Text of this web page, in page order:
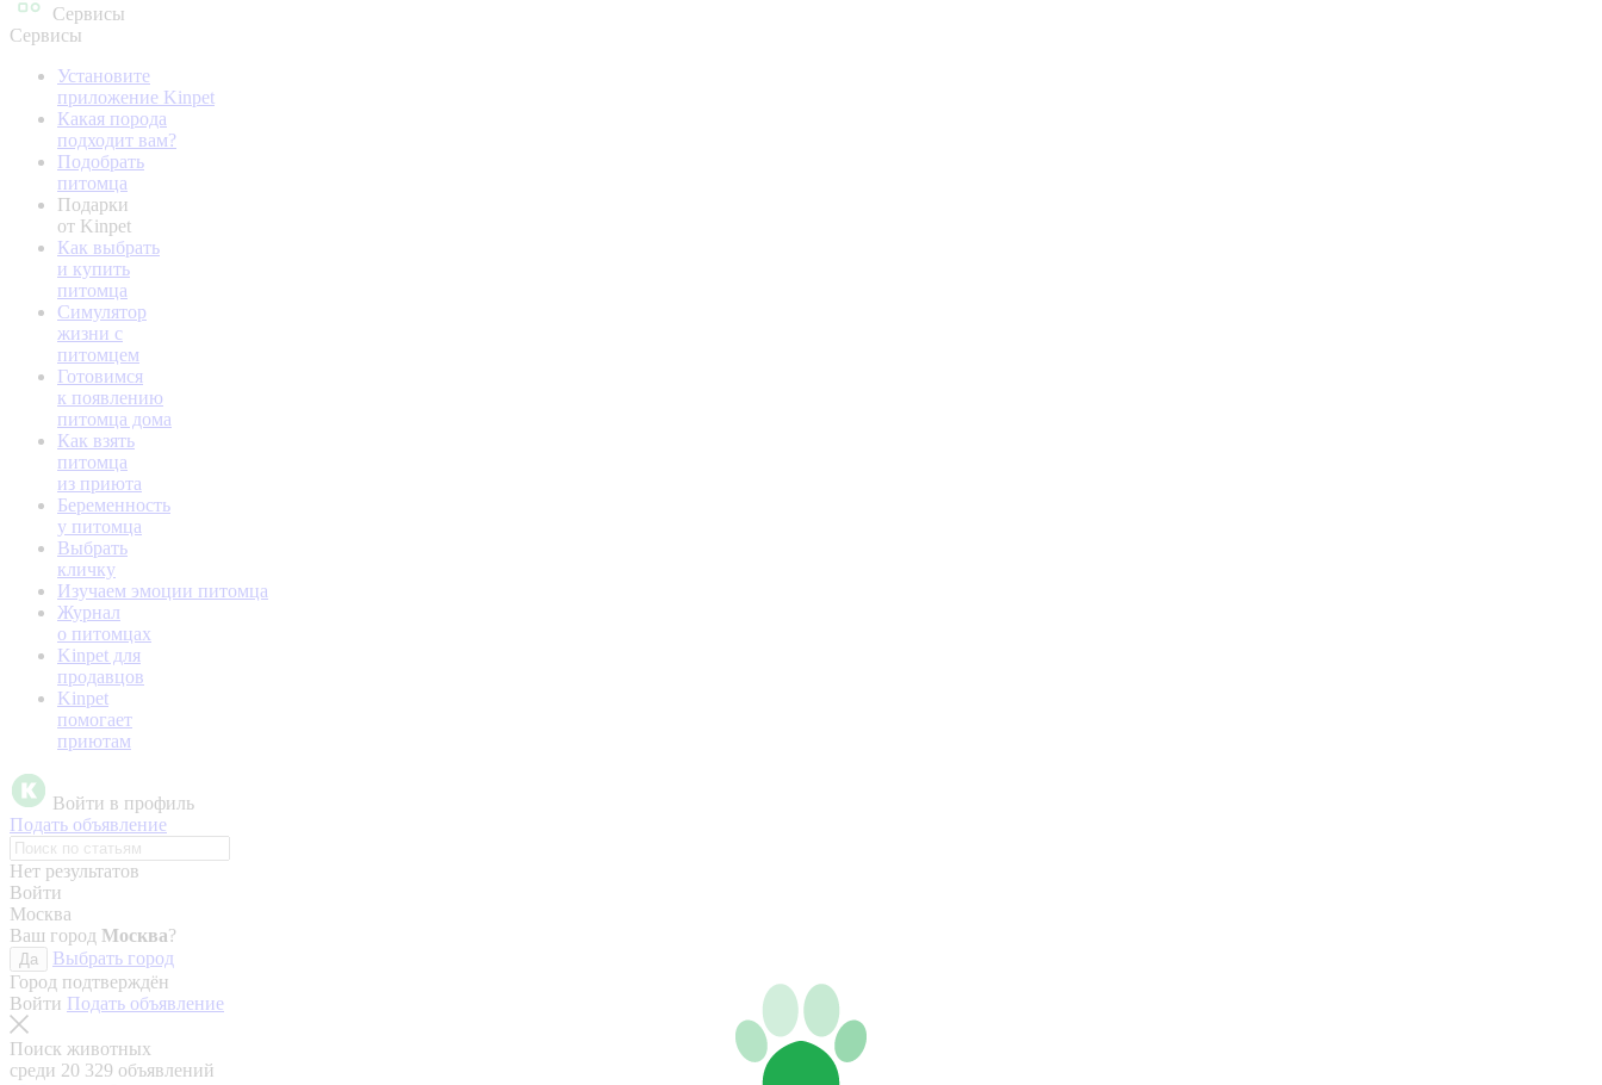
Сервисы
Сервисы
Установите
приложение Kinpet
Какая порода
подходит вам?
Подобрать
питомца
Подарки
от Kinpet
Как выбрать
и купить
питомца
Симулятор
жизни с
питомцем
Готовимся
к появлению
питомца дома
Как взять
питомца
из приюта
Беременность
у питомца
Выбрать
кличку
Изучаем эмоции питомца
Журнал
о питомцах
Kinpet для
продавцов
Kinpet
помогает
приютам
Войти в профиль
Подать объявление
Нет результатов
Войти
Москва
Ваш город Москва?
Да
Выбрать город
Город подтверждён
Войти Подать объявление
Поиск животных
среди 20 329 объявлений